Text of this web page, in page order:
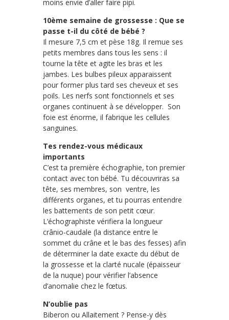
moins envie d’aller faire pipi.
10ème semaine de grossesse : Que se
passe t-il du côté de bébé ?
Il mesure 7,5 cm et pèse 18g. Il remue ses
petits membres dans tous les sens : il
tourne la tête et agite les bras et les
jambes. Les bulbes pileux apparaissent
pour former plus tard ses cheveux et ses
poils. Les nerfs sont fonctionnels et ses
organes continuent à se développer. Son
foie est énorme, il fabrique les cellules
sanguines.
Tes rendez-vous médicaux
importants
C’est ta première échographie, ton premier
contact avec ton bébé. Tu découvriras sa
tête, ses membres, son ventre, les
différents organes, et tu pourras entendre
les battements de son petit cœur.
L’échographiste vérifiera la longueur
crânio-caudale (la distance entre le
sommet du crâne et le bas des fesses) afin
de déterminer la date exacte du début de
la grossesse et la clarté nucale (épaisseur
de la nuque) pour vérifier l’absence
d’anomalie chez le fœtus.
N’oublie pas
Biberon ou Allaitement ? Pense-y dès